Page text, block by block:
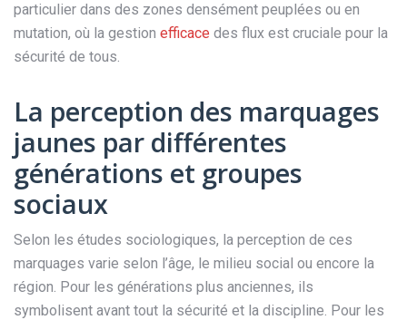
particulier dans des zones densément peuplées ou en
mutation, où la gestion efficace des flux est cruciale pour la
sécurité de tous.
La perception des marquages
jaunes par différentes
générations et groupes
sociaux
Selon les études sociologiques, la perception de ces
marquages varie selon l’âge, le milieu social ou encore la
région. Pour les générations plus anciennes, ils
symbolisent avant tout la sécurité et la discipline. Pour les